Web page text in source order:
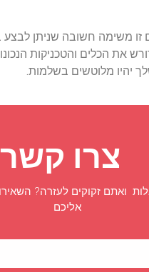
זו משימה חשובה שניתן לבצע
את הכלים והטכניקות
יהיו מלוטשים בשלמות.
צרו קשר
ואתם זקוקים לעזרה? השאירו
אליכם